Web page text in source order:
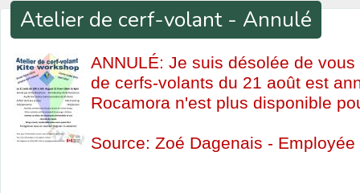
Atelier de cerf-volant - Annulé
ANNULÉ: Je suis désolée de
de cerfs-volants du 21 août est
Rocamora n'est plus disponible
Source: Zoé Dagenais -